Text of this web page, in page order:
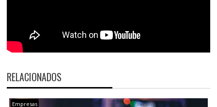
RELACIONADOS
Empresas